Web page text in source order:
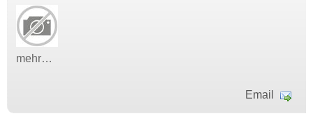
mehr…
Email